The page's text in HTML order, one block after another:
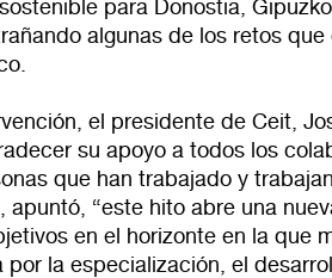
para Donostia,
algunas de los retos
el presidente de Ceit,
su apoyo a todos los
que han trabajado y
apuntó, “este hito abre una
en el horizonte en la que
por la especialización, el